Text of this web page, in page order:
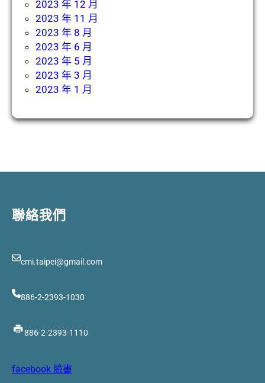
2023 年 12 月
2023 年 11 月
2023 年 8 月
2023 年 6 月
2023 年 5 月
2023 年 3 月
2023 年 1 月
聯絡我們
cmi.taipei@gmail.com
886-2-2393-1030
886-2-2393-1110
facebook 臉書